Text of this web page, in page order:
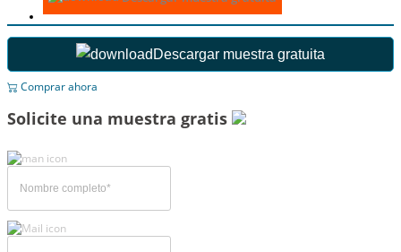
Descargar muestra gratuita
Comprar ahora
Solicite una muestra gratis